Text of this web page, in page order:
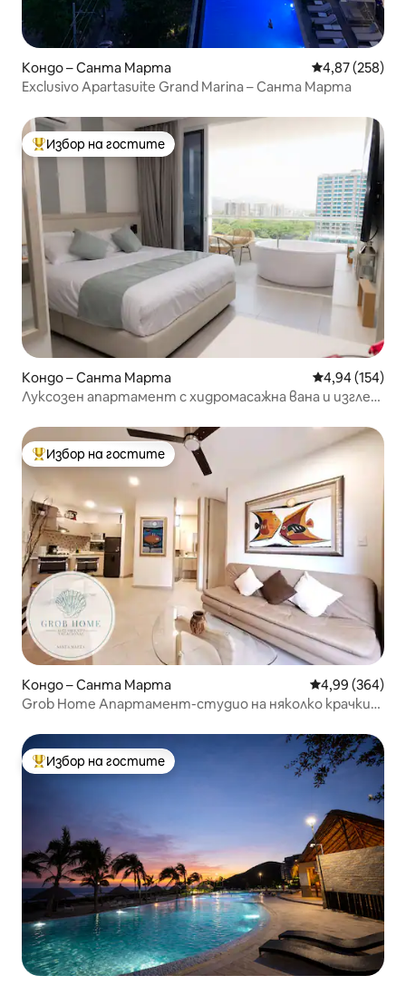
Кондо – Санта Марта Средна
4,87 (258)
Exclusivo Apartasuite Grand Marina – Санта Марта
Най-популярен избор на гостите
Избор на гостите
Кондо – Санта Марта Средна
4,94 (154)
Луксозен апартамент с хидромасажна вана и изглед
Най-популярен избор на гостите
Избор на гостите
Кондо – Санта Марта Средна
4,99 (364)
Grob Home Апартамент-студио на няколко крачки
Най-популярен избор на гостите
Избор на гостите